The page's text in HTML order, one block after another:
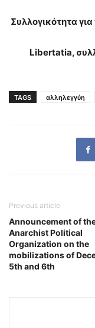
Συλλογικότητα
Libertatia,
TAGS αλληλεγγύη
Previous article
Announcement of
Anarchist Political
Organization on the
mobilizations of
5th and 6th